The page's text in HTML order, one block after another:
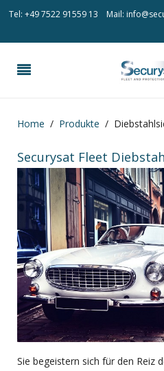
Tel: +49 7522 91559 13
Mail:
Home Produkte
Securysat Fleet
Sie begeistern sich für den Reiz